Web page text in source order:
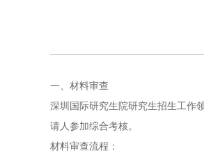
一、材料审查
深圳国际研究生院研究生招生工作
请人参加综合考核。
材料审查流程：